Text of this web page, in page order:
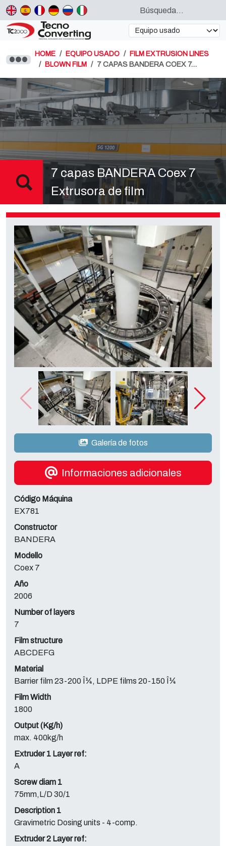
HOME EQUIPO USADO
FILM EXTRUSION LINES
BLOWN FILM
7 CAPAS BANDERA COEX 7…
7 capas BANDERA Coex 7
Extrusora de film
Galería de fotos
Informaciones adicionales
Código Máquina
EX781
Constructor
BANDERA
Modello
Coex 7
Año
2006
Number of layers
7
Film structure
ABCDEFG
Material
Barrier film 23-200 Î¼, LDPE films 20-150 Î¼
Film Width
1800
Output (Kg/h)
max. 400kg/h
Extruder 1 Layer ref:
A
Screw diam 1
75mm,L/D 30/1
Description 1
Gravimetric Dosing units - 4-comp.
Extruder 2 Layer ref: